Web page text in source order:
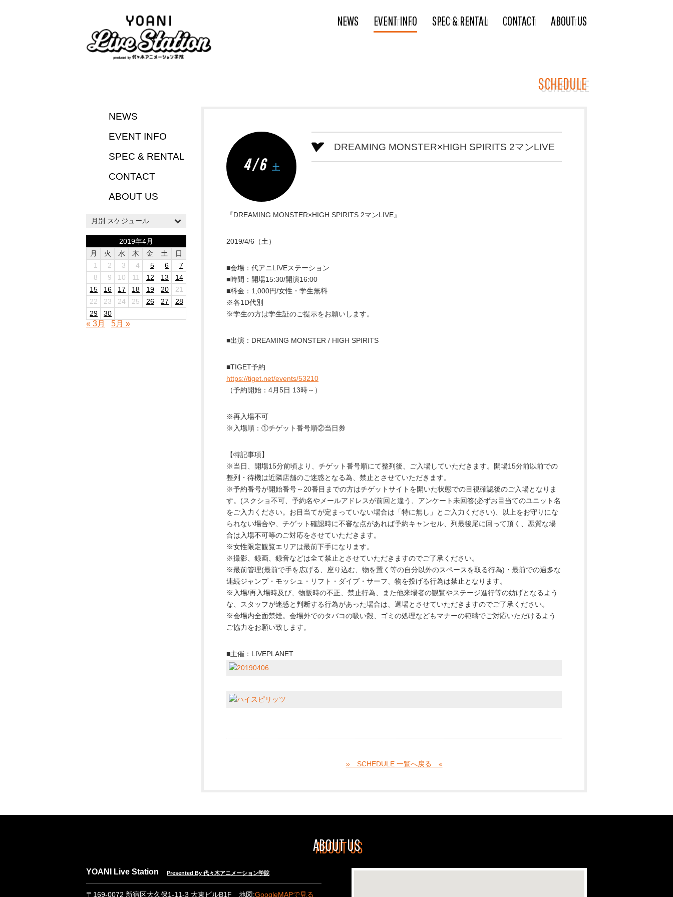
NEWS EVENT INFO SPEC & RENTAL CONTACT ABOUT US
SCHEDULE
NEWS
EVENT INFO
SPEC & RENTAL
CONTACT
ABOUT US
月別 スケジュール
2019年4月
月
火 水 木 金 土
日
1
2 3 4 5 6
7
8
9 10 11 12 13
14
15
16 17 18 19 20
21
22
23 24 25 26 27
28
29
30
« 3月 5月 »
4 / 6 土
DREAMING MONSTER×HIGH SPIRITS 2マンLIVE
『DREAMING MONSTER×HIGH SPIRITS 2マンLIVE』
2019/4/6（土）
■会場：代アニLIVEステーション
■時間：開場15:30/開演16:00
■料金：1,000円/女性・学生無料
※各1D代別
※学生の方は学生証のご提示をお願いします。
■出演：DREAMING MONSTER / HIGH SPIRITS
■TIGET予約
https://tiget.net/events/53210
（予約開始：4月5日 13時～）
※再入場不可
※入場順：①チゲット番号順②当日券
【特記事項】
※当日、開場15分前頃より、チゲット番号順にて整列後、ご入場していただきます。開場15分前以前での
整列・待機は近隣店舗のご迷惑となる為、禁止とさせていただきます。
※予約番号が開始番号～20番目までの方はチゲットサイトを開いた状態での目視確認後のご入場となりま
す。(スクショ不可、予約名やメールアドレスが前回と違う、アンケート未回答(必ずお目当てのユニット名
をご入力ください。お目当てが定まっていない場合は「特に無し」とご入力ください)、以上をお守りにな
られない場合や、チゲット確認時に不審な点があれば予約キャンセル、列最後尾に回って頂く、悪質な場
合は入場不可等のご対応をさせていただきます。
※女性限定観覧エリアは最前下手になります。
※撮影、録画、録音などは全て禁止とさせていただきますのでご了承ください。
※最前管理(最前で手を広げる、座り込む、物を置く等の自分以外のスペースを取る行為)・最前での過多な
連続ジャンプ・モッシュ・リフト・ダイブ・サーフ、物を投げる行為は禁止となります。
※入場/再入場時及び、物販時の不正、禁止行為、また他来場者の観覧やステージ進行等の妨げとなるよう
な、スタッフが迷惑と判断する行為があった場合は、退場とさせていただきますのでご了承ください。
※会場内全面禁煙。会場外でのタバコの吸い殻、ゴミの処理などもマナーの範疇でご対応いただけるよう
ご協力をお願い致します。
■主催：LIVEPLANET
» SCHEDULE 一覧へ戻る «
ABOUT US
YOANI Live Station Presented By 代々木アニメーション学院
〒169-0072 新宿区大久保1-11-3 大東ビルB1F 地図:GoogleMAPで見る